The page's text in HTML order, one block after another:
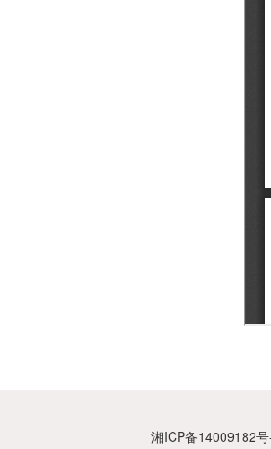
湘ICP备14009182